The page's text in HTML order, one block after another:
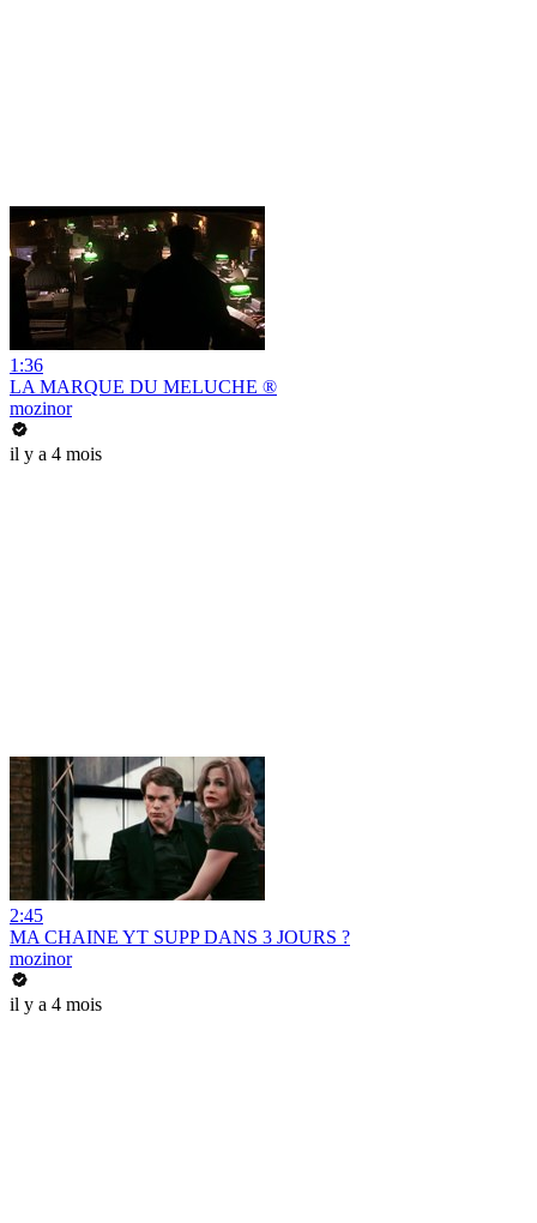
1:36
LA MARQUE DU MELUCHE ®
mozinor
il y a 4 mois
2:45
MA CHAINE YT SUPP DANS 3 JOURS ?
mozinor
il y a 4 mois